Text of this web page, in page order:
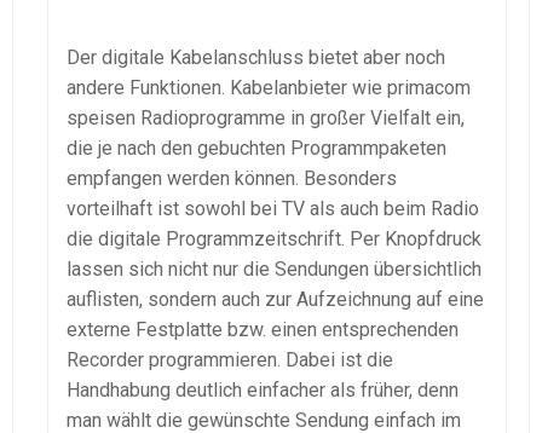
Der digitale Kabelanschluss bietet aber noch
andere Funktionen. Kabelanbieter wie primacom
speisen Radioprogramme in großer Vielfalt ein,
die je nach den gebuchten Programmpaketen
empfangen werden können. Besonders
vorteilhaft ist sowohl bei TV als auch beim Radio
die digitale Programmzeitschrift. Per Knopfdruck
lassen sich nicht nur die Sendungen übersichtlich
auflisten, sondern auch zur Aufzeichnung auf eine
externe Festplatte bzw. einen entsprechenden
Recorder programmieren. Dabei ist die
Handhabung deutlich einfacher als früher, denn
man wählt die gewünschte Sendung einfach im